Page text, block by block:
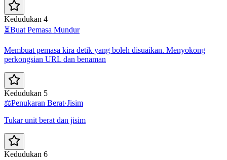
Kedudukan 4
⏳Buat Pemasa Mundur
Membuat pemasa kira detik yang boleh disuaikan. Menyokong
perkongsian URL dan benaman
Kedudukan 5
⚖️Penukaran Berat·Jisim
Tukar unit berat dan jisim
Kedudukan 6